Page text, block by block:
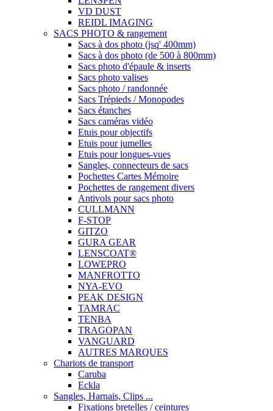
VD DUST
REIDL IMAGING
SACS PHOTO & rangement
Sacs à dos photo (jsq' 400mm)
Sacs à dos photo (de 500 à 800mm)
Sacs photo d'épaule & inserts
Sacs photo valises
Sacs photo / randonnée
Sacs Trépieds / Monopodes
Sacs étanches
Sacs caméras vidéo
Etuis pour objectifs
Etuis pour jumelles
Etuis pour longues-vues
Sangles, connecteurs de sacs
Pochettes Cartes Mémoire
Pochettes de rangement divers
Antivols pour sacs photo
CULLMANN
F-STOP
GITZO
GURA GEAR
LENSCOAT®
LOWEPRO
MANFROTTO
NYA-EVO
PEAK DESIGN
TAMRAC
TENBA
TRAGOPAN
VANGUARD
AUTRES MARQUES
Chariots de transport
Caruba
Eckla
Sangles, Harnais, Clips ...
Fixations bretelles / ceintures